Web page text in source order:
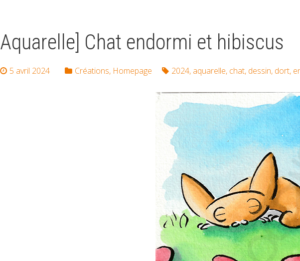
[Aquarelle] Chat endormi et hibiscus
5 avril 2024 Créations, Homepage 2024, aquarelle, chat, dessin, dort,